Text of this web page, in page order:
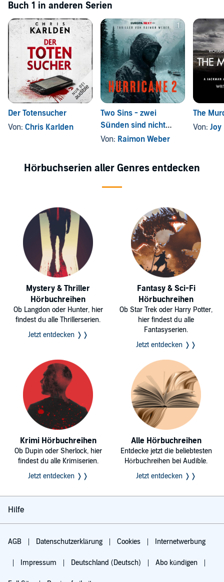
Buch 1 in anderen Serien
Der Totensucher
Von: Chris Karlden
Two Sins - zwei
Sünden sind nicht
genug
Von: Raimon Weber
The
Von: Joy
Hörbuchserien aller Genres entdecken
Mystery & Thriller
Hörbuchreihen
Ob Langdon oder Hunter, hier
findest du alle Thrillerserien.
Jetzt entdecken ❭❭
Fantasy & Sci-Fi
Hörbuchreihen
Ob Star Trek oder Harry Potter,
hier findest du alle
Fantasyserien.
Jetzt entdecken ❭❭
Krimi Hörbuchreihen
Ob Dupin oder Sherlock, hier
findest du alle Krimiserien.
Jetzt entdecken ❭❭
Alle Hörbuchreihen
Entdecke jetzt die beliebtesten
Hörbuchreihen bei Audible.
Jetzt entdecken ❭❭
Hilfe
AGB Datenschutzerklärung Cookies Internetwerbung
Impressum Deutschland (Deutsch) Abo kündigen